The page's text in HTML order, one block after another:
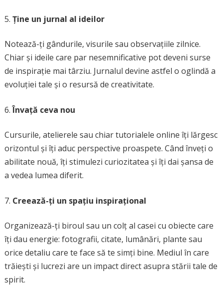
Ține un jurnal al ideilor
Notează-ți gândurile, visurile sau observațiile zilnice.
Chiar și ideile care par nesemnificative pot deveni surse
de inspirație mai târziu. Jurnalul devine astfel o oglindă a
evoluției tale și o resursă de creativitate.
Învață ceva nou
Cursurile, atelierele sau chiar tutorialele online îți lărgesc
orizontul și îți aduc perspective proaspete. Când înveți o
abilitate nouă, îți stimulezi curiozitatea și îți dai șansa de
a vedea lumea diferit.
Creează-ți un spațiu inspirațional
Organizează-ți biroul sau un colț al casei cu obiecte care
îți dau energie: fotografii, citate, lumânări, plante sau
orice detaliu care te face să te simți bine. Mediul în care
trăiești și lucrezi are un impact direct asupra stării tale de
spirit.